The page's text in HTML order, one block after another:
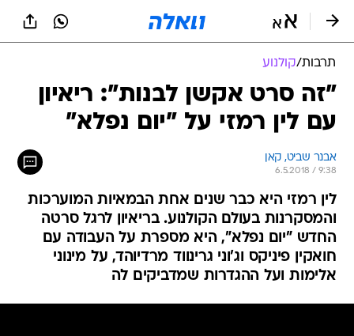
תרבות/קולנוע
"זה סרט אקשן לבנות": ריאיון
עם לין רמזי על "יום נפלא"
אבנר שביט, קאן
6.5.2018 / 9:38
לין רמזי היא כבר שנים אחת הבמאיות המוערכות
והמסקרנות בעולם הקולנוע. בריאיון לרגל סרטה
החדש "יום נפלא", היא מספרת על העבודה עם
חואקין פיניקס וג'וני גרינווד מרדיוהד, על מינוני
אלימות ועל ההגדרות שמדביקים לה